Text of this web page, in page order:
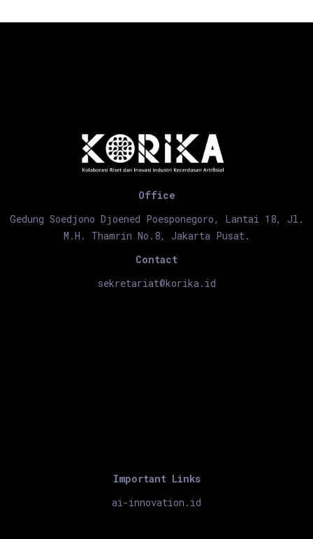
Office
Gedung Soedjono Djoened Poesponegoro, Lantai 18, Jl.
M.H. Thamrin No.8, Jakarta Pusat.
Contact
sekretariat@korika.id
Important Links
ai-innovation.id